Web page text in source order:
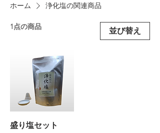
ホーム 浄化塩の関連商品
1点の商品 並び替え
盛り塩セット